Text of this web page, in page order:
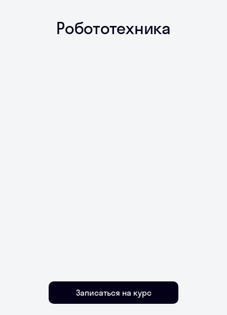
Робототехника
Записаться на курс